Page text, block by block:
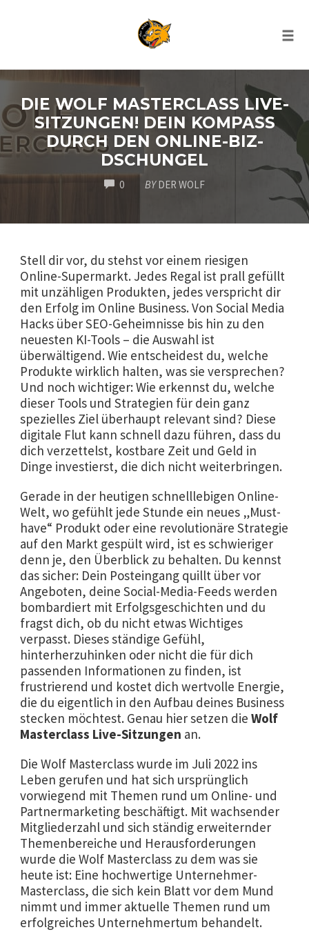
Zum
springen
DIE WOLF MASTERCLASS LIVE-
SITZUNGEN! DEIN KOMPASS
DURCH DEN ONLINE-BIZ-
DSCHUNGEL
0 COMMENTS
BY DER WOLF
Stell dir vor, du stehst vor einem riesigen
Online-Supermarkt. Jedes Regal ist prall gefüllt
mit unzähligen Produkten, jedes verspricht dir
den Erfolg im Online Business. Von Social Media
Hacks über SEO-Geheimnisse bis hin zu den
neuesten KI-Tools – die Auswahl ist
überwältigend. Wie entscheidest du, welche
Produkte wirklich halten, was sie versprechen?
Und noch wichtiger: Wie erkennst du, welche
dieser Tools und Strategien für dein ganz
spezielles Ziel überhaupt relevant sind? Diese
digitale Flut kann schnell dazu führen, dass du
dich verzettelst, kostbare Zeit und Geld in
Dinge investierst, die dich nicht weiterbringen.
Gerade in der heutigen schnelllebigen Online-
Welt, wo gefühlt jede Stunde ein neues „Must-
have“ Produkt oder eine revolutionäre Strategie
auf den Markt gespült wird, ist es schwieriger
denn je, den Überblick zu behalten. Du kennst
das sicher: Dein Posteingang quillt über vor
Angeboten, deine Social-Media-Feeds werden
bombardiert mit Erfolgsgeschichten und du
fragst dich, ob du nicht etwas Wichtiges
verpasst. Dieses ständige Gefühl,
hinterherzuhinken oder nicht die für dich
passenden Informationen zu finden, ist
frustrierend und kostet dich wertvolle Energie,
die du eigentlich in den Aufbau deines Business
stecken möchtest. Genau hier setzen die Wolf
Masterclass Live-Sitzungen an.
Die Wolf Masterclass wurde im Juli 2022 ins
Leben gerufen und hat sich ursprünglich
vorwiegend mit Themen rund um Online- und
Partnermarketing beschäftigt. Mit wachsender
Mitgliederzahl und sich ständig erweiternder
Themenbereiche und Herausforderungen
wurde die Wolf Masterclass zu dem was sie
heute ist: Eine hochwertige Unternehmer-
Masterclass, die sich kein Blatt vor dem Mund
nimmt und immer aktuelle Themen rund um
erfolgreiches Unternehmertum behandelt.